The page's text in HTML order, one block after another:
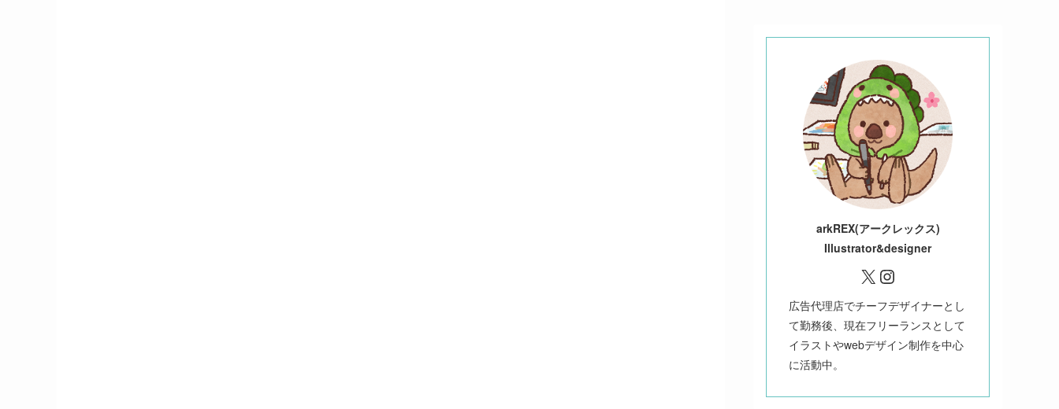
arkREX(アークレックス)
Illustrator&designer
X Instagram
広告代理店でチーフデザイナーとし
て勤務後、現在フリーランスとして
イラストやwebデザイン制作を中心
に活動中。